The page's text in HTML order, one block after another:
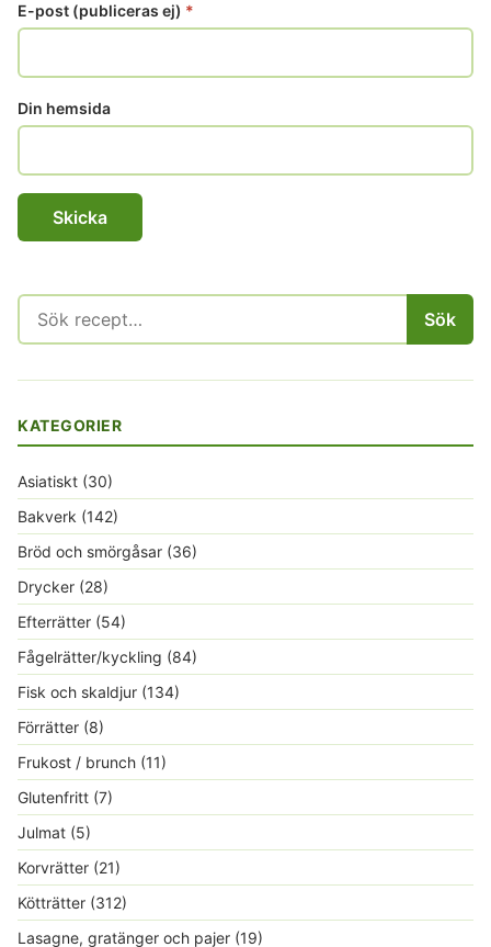
E-post (publiceras ej) *
Din hemsida
Sök
efter:
Sök
KATEGORIER
Asiatiskt (30)
Bakverk (142)
Bröd och smörgåsar (36)
Drycker (28)
Efterrätter (54)
Fågelrätter/kyckling (84)
Fisk och skaldjur (134)
Förrätter (8)
Frukost / brunch (11)
Glutenfritt (7)
Julmat (5)
Korvrätter (21)
Kötträtter (312)
Lasagne, gratänger och pajer (19)